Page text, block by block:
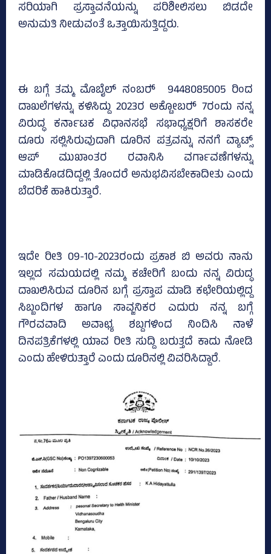
ಸರಿಯಾಗಿ ಪ್ರಸ್ತಾವನೆಯನ್ನು ಪರಿಶೀಲಿಸಲು ಬಿಡದೇ
ಅನುಮತಿ ನೀಡುವಂತೆ ಒತ್ತಾಯಿಸುತ್ತಿದ್ದರು.
ಈ ಬಗ್ಗೆ ತಮ್ಮ ಮೊಬೈಲ್ ನಂಬರ್‍‌ ‌ 9448085005 ರಿಂದ
ದಾಖಲೆಗಳನ್ನು ಕಳಿಸಿದ್ದು 2023ರ ಅಕ್ಟೋಬರ್‍‌ 7ರಂದು ನನ್ನ
ವಿರುದ್ಧ ಕರ್ನಾಟಕ ವಿಧಾನಸಭೆ ಸಭಾಧ್ಯಕ್ಷರಿಗೆ ಶಾಸಕರೇ
ದೂರು ಸಲ್ಲಿಸಿರುವುದಾಗಿ ದೂರಿನ ಪತ್ರವನ್ನು ನನಗೆ ವ್ಯಾಟ್ಸ್‌
ಆಪ್‌ ಮುಖಾಂತರ ರವಾನಿಸಿ ವರ್ಗಾವಣೆಗಳನ್ನು
ಮಾಡಿಕೊಡದಿದ್ದಲ್ಲಿ ತೊಂದರೆ ಅನುಭವಿಸಬೇಕಾದೀತು ಎಂದು
ಬೆದರಿಕೆ ಹಾಕಿರುತ್ತಾರೆ.
ಇದೇ ರೀತಿ 09-10-2023ರಂದು ಪ್ರಕಾಶ ಬಿ ಅವರು ನಾನು
ಇಲ್ಲದ ಸಮಯದಲ್ಲಿ ನಮ್ಮ ಕಚೇರಿಗೆ ಬಂದು ನನ್ನ ವಿರುದ್ಧ
ದಾಖಲಿಸಿರುವ ದೂರಿನ ಬಗ್ಗೆ ಪ್ರಸ್ತಾಪ ಮಾಡಿ ಕಛೇರಿಯಲ್ಲಿದ್ದ
ಸಿಬ್ಬಂದಿಗಳ ಹಾಗೂ ಸಾವ್ಜನಿಕರ ಎದುರು ನನ್ನ ಬಗ್ಗೆ
ಗೌರವವಾದಿ ಅವಾಛ್ಯ ಶಬ್ದಗಳಿಂದ ನಿಂದಿಸಿ ನಾಳೆ
ದಿನಪತ್ರಿಕೆಗಳಲ್ಲಿ ಯಾವ ರೀತಿ ಸುದ್ದಿ ಬರುತ್ತದೆ ಕಾದು ನೋಡಿ
ಎಂದು ಹೇಳಿರುತ್ತಾರೆ ಎಂದು ದೂರಿನಲ್ಲಿ ವಿವರಿಸಿದ್ದಾರೆ.